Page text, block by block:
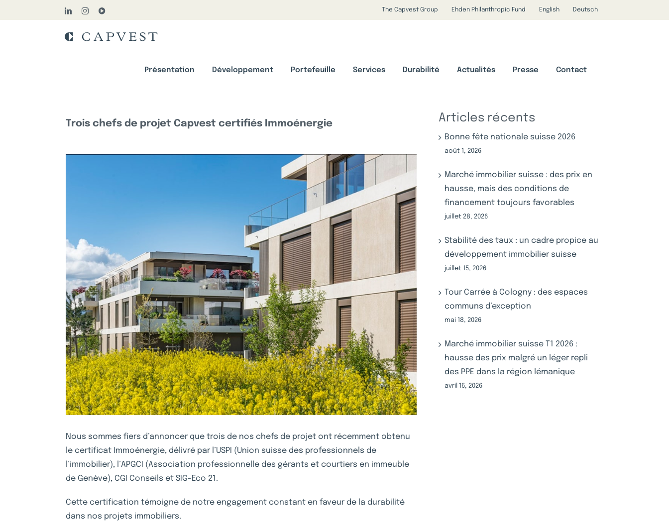
au
LinkedInInstagramYouTube The Capvest Group Ehden Philanthropic Fund English Deutsch
Présentation Développement Portefeuille Services Durabilité Actualités Presse Contact
Trois chefs de projet Capvest certifiés Immoénergie
Nous sommes fiers d’annoncer que trois de nos chefs de projet ont récemment obtenu
le certificat Immoénergie, délivré par l’USPI (Union suisse des professionnels de
l’immobilier), l’APGCI (Association professionnelle des gérants et courtiers en immeuble
de Genève), CGI Conseils et SIG-Eco 21.
Cette certification témoigne de notre engagement constant en faveur de la durabilité
dans nos projets immobiliers.
Articles récents
Bonne fête nationale suisse 2026
août 1, 2026
Marché immobilier suisse : des prix en
hausse, mais des conditions de
financement toujours favorables
juillet 28, 2026
Stabilité des taux : un cadre propice au
développement immobilier suisse
juillet 15, 2026
Tour Carrée à Cologny : des espaces
communs d’exception
mai 18, 2026
Marché immobilier suisse T1 2026 :
hausse des prix malgré un léger repli
des PPE dans la région lémanique
avril 16, 2026